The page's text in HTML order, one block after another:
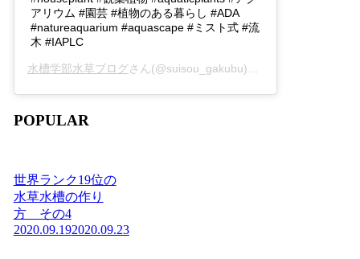
アリウム #園芸 #植物のある暮らし #ADA
#natureaquarium #aquascape #ミスト式 #流
木 #IAPLC
水槽学部水草ブログさん(@suisou_gakubu)がシェアした投稿 -
POPULAR
世界ランク19位の
水草水槽の作り
方 その4
2020.09.192020.09.23